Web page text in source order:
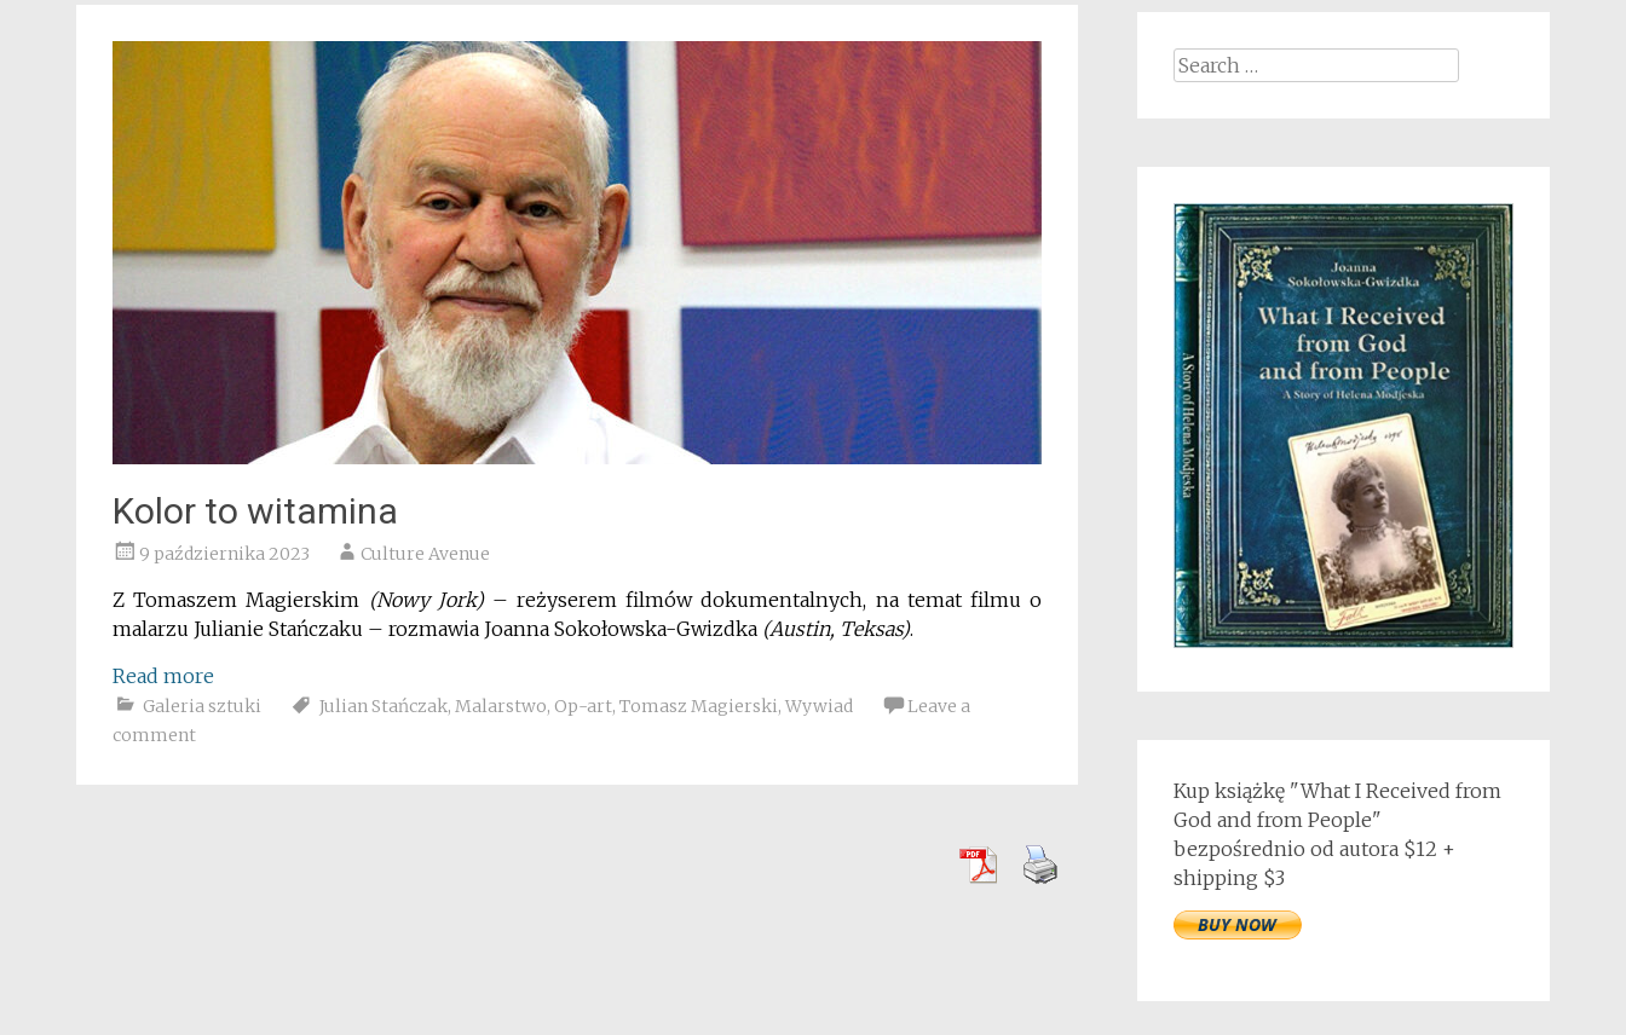
Kolor to witamina
9 października 2023 Culture Avenue
Z Tomaszem Magierskim (Nowy Jork)– reżyserem filmów dokumentalnych, na temat filmu o
malarzu Julianie Stańczaku – rozmawia Joanna Sokołowska-Gwizdka (Austin, Teksas).
Read more
Galeria sztuki Julian Stańczak, Malarstwo, Op-art, Tomasz Magierski, Wywiad
Leave a
comment
Search
Kup książkę "What I Received from
God and from People"
bezpośrednio od autora $12 +
shipping $3